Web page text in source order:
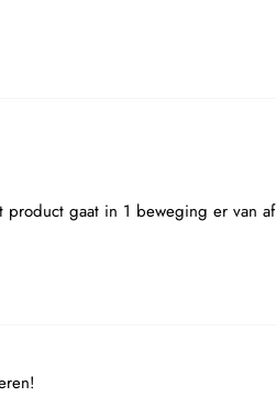
gaat in 1 beweging er van af